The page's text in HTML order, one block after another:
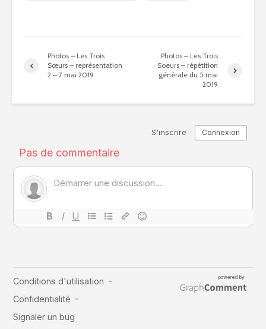
Photos – Les Trois
Sœurs – représentation
2 – 7 mai 2019
Photos – Les Trois
Soeurs – répétition
générale du 5 mai
2019